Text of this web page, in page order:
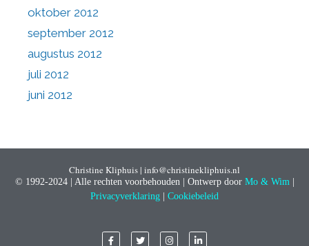
oktober 2012
september 2012
augustus 2012
juli 2012
juni 2012
Christine Kliphuis | info@christinekliphuis.nl
© 1992-2024 | Alle rechten voorbehouden | Ontwerp door Mo & Wim|
Privacyverklaring
Cookiebeleid